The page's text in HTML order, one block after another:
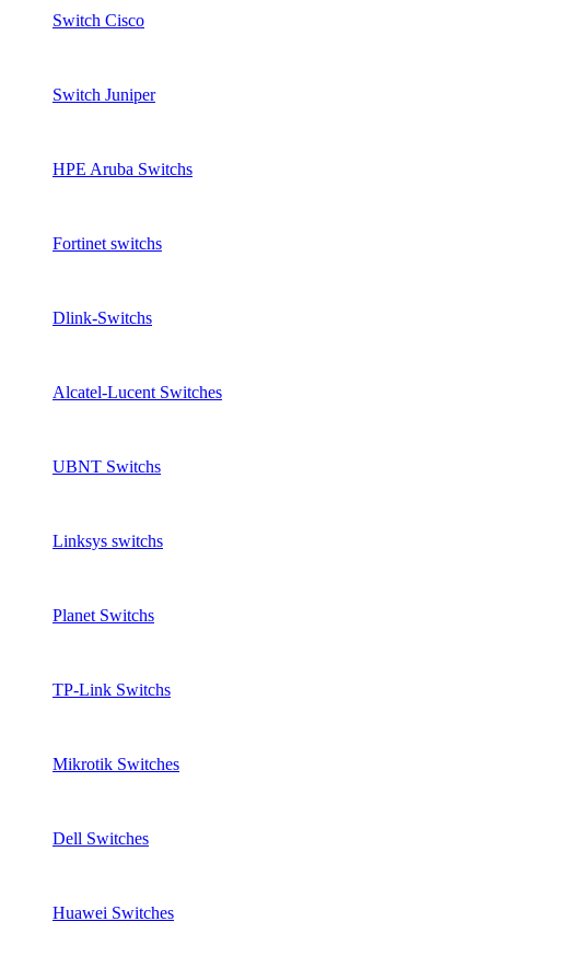
Switch Cisco
Switch Juniper
HPE Aruba Switchs
Fortinet switchs
Dlink-Switchs
Alcatel-Lucent Switches
UBNT Switchs
Linksys switchs
Planet Switchs
TP-Link Switchs
Mikrotik Switches
Dell Switches
Huawei Switches